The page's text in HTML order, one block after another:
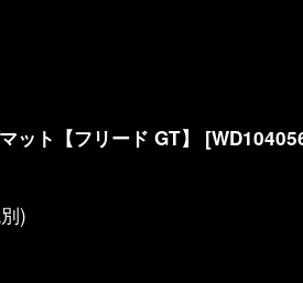
ット【フリード GT】 [
)